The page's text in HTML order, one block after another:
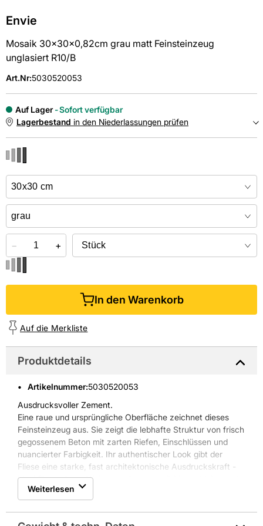
Envie
Mosaik 30x30x0,82cm grau matt Feinsteinzeug
unglasiert R10/B
Art.Nr:5030520053
Auf Lager
Sofort verfügbar
Lagerbestand in den Niederlassungen prüfen
Online kaufen &
− +
In den Warenkorb
Auf die Merkliste
Produktdetails
Artikelnummer:5030520053
Ausdrucksvoller Zement.
Eine raue und ursprüngliche Oberfläche zeichnet dieses
Feinsteinzeug aus. Sie zeigt die lebhafte Struktur von frisch
gegossenem Beton mit zarten Riefen, Einschlüssen und
nuancierter Farbigkeit. Ihr authentischer Look gibt der
Fliese eine starke, fast architektonische Ausdruckskraft -
ideal für moderne Wohnumgebungen mit klaren Linien und
schnörkellosem Design in Weiß, Glas, Holz. Envie eignet
sich für alle Räume und Anwendungen. Passende Formteile
und Dekorelemente runden die Serie ab.
Weiterlesen